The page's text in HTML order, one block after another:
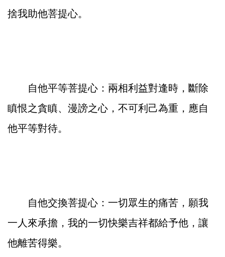
捨我助他菩提心。
自他平等菩提心：兩相利益對逢時，斷除
瞋恨之貪瞋、漫謗之心，不可利己為重，應自
他平等對待。
自他交換菩提心：一切眾生的痛苦，願我
一人來承擔，我的一切快樂吉祥都給予他，讓
他離苦得樂。